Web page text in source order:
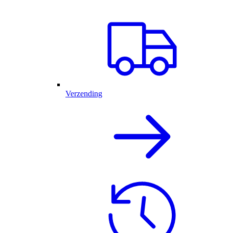
Verzending